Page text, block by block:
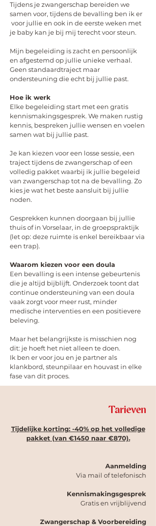
Tijdens je zwangerschap bereiden we
samen voor, tijdens de bevalling ben ik er
voor jullie en ook in de eerste weken met
je baby kan je bij mij terecht voor steun.
Mijn begeleiding is zacht en persoonlijk
en afgestemd op jullie unieke verhaal.
Geen standaardtraject maar
ondersteuning die echt bij jullie past.
Hoe ik werk
Elke begeleiding start met een gratis
kennismakingsgesprek. We maken rustig
kennis, bespreken jullie wensen en voelen
samen wat bij jullie past.
Je kan kiezen voor een losse sessie, een
traject tijdens de zwangerschap of een
volledig pakket waarbij ik jullie begeleid
van zwangerschap tot na de bevalling. Zo
kies je wat het beste aansluit bij jullie
noden.
Gesprekken kunnen doorgaan bij jullie
thuis of in Vorselaar, in de groepspraktijk
(let op: deze ruimte is enkel bereikbaar via
een trap).
Waarom kiezen voor een doula
Een bevalling is een intense gebeurtenis
die je altijd bijblijft. Onderzoek toont dat
continue ondersteuning van een doula
vaak zorgt voor meer rust, minder
medische interventies en een positievere
beleving.
Maar het belangrijkste is misschien nog
dit: je hoeft het niet alleen te doen.
Ik ben er voor jou en je partner als
klankbord, steunpilaar en houvast in elke
fase van dit proces.
Tarieven
Tijdelijke korting: -40% op het volledige
pakket (van €1450 naar €870).​
Aanmelding
Via mail of telefonisch
Kennismakingsgesprek
Gratis en vrijblijvend
Zwangerschap & Voorbereiding